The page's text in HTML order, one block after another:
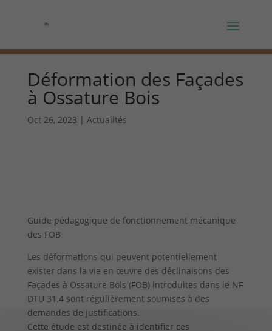
Déformation des Façades
à Ossature Bois
Oct 26, 2023 | Actualités
Guide pédagogique de fonctionnement mécanique
des FOB
Les déformations qui peuvent potentiellement
exister dans la vie en œuvre des déclinaisons des
Façades à Ossature Bois (FOB) introduites dans le NF
DTU 31.4 sont régulièrement soumises à des
demandes de justifications.
Cette étude est destinée à identifier ces